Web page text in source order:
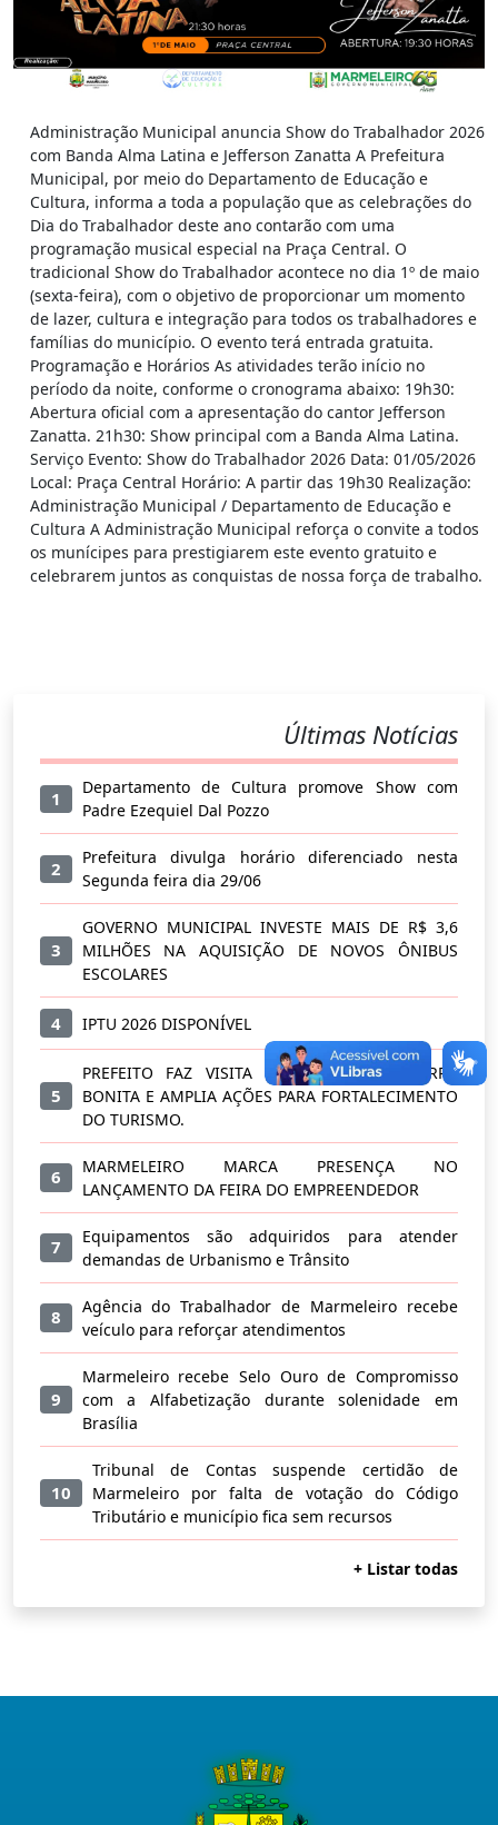
Administração Municipal anuncia Show do Trabalhador 2026
com Banda Alma Latina e Jefferson Zanatta A Prefeitura
Municipal, por meio do Departamento de Educação e
Cultura, informa a toda a população que as celebrações do
Dia do Trabalhador deste ano contarão com uma
programação musical especial na Praça Central. O
tradicional Show do Trabalhador acontece no dia 1º de maio
(sexta-feira), com o objetivo de proporcionar um momento
de lazer, cultura e integração para todos os trabalhadores e
famílias do município. O evento terá entrada gratuita.
Programação e Horários As atividades terão início no
período da noite, conforme o cronograma abaixo: 19h30:
Abertura oficial com a apresentação do cantor Jefferson
Zanatta. 21h30: Show principal com a Banda Alma Latina.
Serviço Evento: Show do Trabalhador 2026 Data: 01/05/2026
Local: Praça Central Horário: A partir das 19h30 Realização:
Administração Municipal / Departamento de Educação e
Cultura A Administração Municipal reforça o convite a todos
os munícipes para prestigiarem este evento gratuito e
celebrarem juntos as conquistas de nossa força de trabalho.
Últimas Notícias
1
Departamento de Cultura promove Show com
Padre Ezequiel Dal Pozzo
2
Prefeitura divulga horário diferenciado nesta
Segunda feira dia 29/06
3
GOVERNO MUNICIPAL INVESTE MAIS DE R$ 3,6
MILHÕES NA AQUISIÇÃO DE NOVOS ÔNIBUS
ESCOLARES
4 IPTU 2026 DISPONÍVEL
5
PREFEITO FAZ VISITA A COMUNIDADE BARRA
BONITA E AMPLIA AÇÕES PARA FORTALECIMENTO
DO TURISMO.
6
MARMELEIRO MARCA PRESENÇA NO
LANÇAMENTO DA FEIRA DO EMPREENDEDOR
7
Equipamentos são adquiridos para atender
demandas de Urbanismo e Trânsito
8
Agência do Trabalhador de Marmeleiro recebe
veículo para reforçar atendimentos
9
Marmeleiro recebe Selo Ouro de Compromisso
com a Alfabetização durante solenidade em
Brasília
10
Tribunal de Contas suspende certidão de
Marmeleiro por falta de votação do Código
Tributário e município fica sem recursos
+ Listar todas